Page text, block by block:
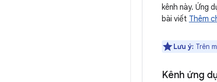
kênh này. Ứng
bài viết Thêm
Lưu ý: Trên
Kênh ứng